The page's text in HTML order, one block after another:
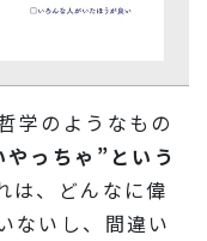
学のようなもの
っちゃ”という
は、どんなに偉
ないし、間違い